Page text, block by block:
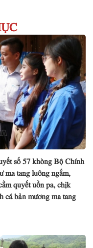
số 57 khòng Bộ Chính
tang luông ngắm,
quyết uồn pa, chịk
cá bản mương ma tang